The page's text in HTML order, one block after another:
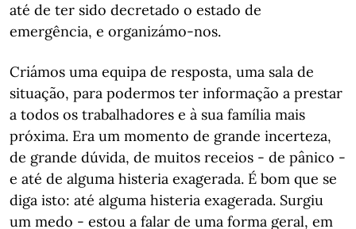
até de ter sido decretado o estado de
emergência, e organizámo-nos.
Criámos uma equipa de resposta, uma sala de
situação, para podermos ter informação a prestar
a todos os trabalhadores e à sua família mais
próxima. Era um momento de grande incerteza,
de grande dúvida, de muitos receios - de pânico -
e até de alguma histeria exagerada. É bom que se
diga isto: até alguma histeria exagerada. Surgiu
um medo - estou a falar de uma forma geral, em